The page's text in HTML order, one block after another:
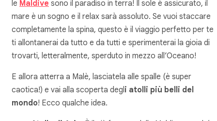
le Maldive sono il paradiso in terra! Il sole è assicurato, il
mare è un sogno e il relax sarà assoluto. Se vuoi staccare
completamente la spina, questo è il viaggio perfetto per te:
ti allontanerai da tutto e da tutti e sperimenterai la gioia di
trovarti, letteralmente, sperduto in mezzo all’Oceano!
E allora atterra a Malè, lasciatela alle spalle (è super
caotica!) e vai alla scoperta degl i atolli più belli del
mondo! Ecco qualche idea.